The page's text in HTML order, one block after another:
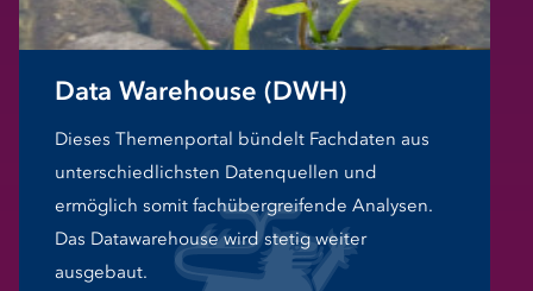
Data Warehouse (DWH)
Dieses Themenportal bündelt Fachdaten aus
unterschiedlichsten Datenquellen und
ermöglich somit fachübergreifende Analysen.
Das Datawarehouse wird stetig weiter
ausgebaut.